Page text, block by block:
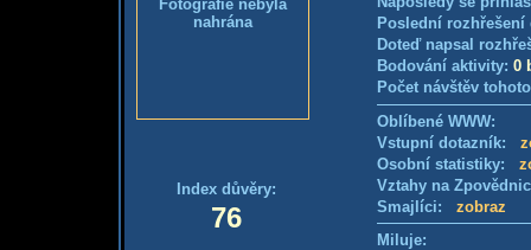
Fotografie nebyla
nahrána
Index důvěry:
76
Poslední
Doteď napsal
Bodování aktivity: 0
Počet návštěv
Oblíbené WWW:
Vstupní dotazník:
Osobní statistiky:
Vztahy na
Smajlíci: zobraz
Miluje: